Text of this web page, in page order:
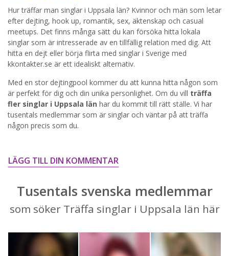
Genom att registrera godkänner jag Villkoren
Sekretesspolicyn. Jag godkänner att ta emot information och
reklam via e-post från hemsidans operatörer. Jag kan dra
tillbaka godkännande när jag vill.
STARTA NU!
Hur träffar man singlar i Uppsala län? Kvinnor och män som letar
efter dejting, hook up, romantik, sex, äktenskap och casual
meetups. Det finns många sätt du kan försöka hitta lokala
singlar som är intresserade av en tillfällig relation med dig. Att
hitta en dejt eller börja flirta med singlar i Sverige med
kkontakter.se är ett idealiskt alternativ.
Med en stor dejtingpool kommer du att kunna hitta någon som
är perfekt för dig och din unika personlighet. Om du vill träffa
fler singlar i Uppsala län har du kommit till rätt ställe. Vi har
tusentals medlemmar som är singlar och väntar på att träffa
någon precis som du.
LÄGG TILL DIN KOMMENTAR
Tusentals svenska medlemmar
som söker Träffa singlar i Uppsala län här